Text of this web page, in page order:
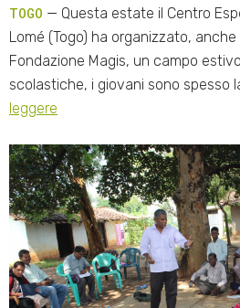
TOGO — Questa estate il Centro
Lomé (Togo) ha organizzato,
Fondazione Magis, un campo
scolastiche, i giovani sono spesso
leggere